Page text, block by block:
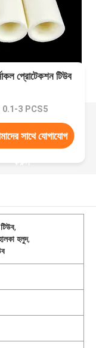
প্রোটেকশন টিউব
0.1-3 PCS5
সাথে যোগাযোগ
করুন
,
হলুদ,